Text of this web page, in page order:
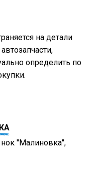
на детали
определить по
"Малиновка",